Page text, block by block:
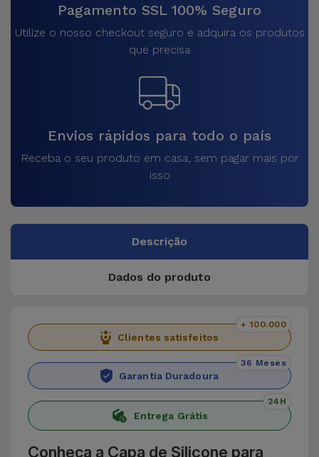
Pagamento SSL 100% Seguro
Utilize o nosso checkout seguro e adquira os produtos
que precisa
Envios rápidos para todo o país
Receba o seu produto em casa, sem pagar mais por
isso
Descrição
Dados do produto
Clientes satisfeitos
+ 100.000
Garantia Duradoura
36 Meses
Entrega Grátis
24H
Conheça a Capa de Silicone para